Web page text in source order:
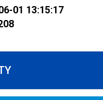
01 13:15:17